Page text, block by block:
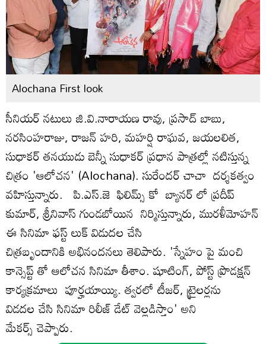
Alochana First look
సీనియర్ నటులు జి.వి.నారాయణ రావు, ప్రసాద్ బాబు,
నరసింహరాజు, రాజన్ హరి, మహర్షి రాఘవ, జయలలిత,
సుధాకర్ తనయుడు బెన్నీ సుధాకర్ ప్రధాన పాత్రల్లో నటిస్తున్న
చిత్రం 'ఆలోచన' (Alochana). సురేందర్ చాచా దర్శకత్వం
వహిస్తున్నారు. పి.ఎస్.జె ఫిలిమ్స్ కో బ్యానర్ లో ప్రదీప్
కుమార్, శ్రీనివాస్ గుండబోయిన నిర్మిస్తున్నారు, మురళీమోహన్
ఈ సినిమా ఫస్ట్ లుక్ విడుదల చేసి
చిత్రబృందానికి అభినందనలు తెలిపారు. 'స్నేహం పై మంచి
కాన్సెప్ట్ తో ఆలోచన సినిమా తీశాం. షూటింగ్, పోస్ట్ ప్రొడక్షన్
కార్యక్రమాలు పూర్హయాయ్యి. త్వరలో టీజర్, ట్రైలర్లను
విడదల చేసి సినిమా రిలీజ్ డేట్ వెల్లడిస్తాం' అని
మేకర్స్ చెప్పారు.